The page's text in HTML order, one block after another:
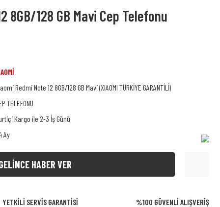
8GB/128 GB Mavi Cep Telefonu
Redmi Note 12 8GB/128 GB Mavi (XIAOMI TÜRKİYE GARANTİLİ)
TELEFONU
Kargo ile 2-3 İş Günü
Ay
HABER VER
YETKİLİ SERVİS GARANTİSİ %100 GÜVENLİ ALIŞVERİŞ